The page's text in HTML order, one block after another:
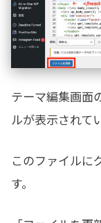
テーマ編集画面
ルが表示されて
このファイルに
す。